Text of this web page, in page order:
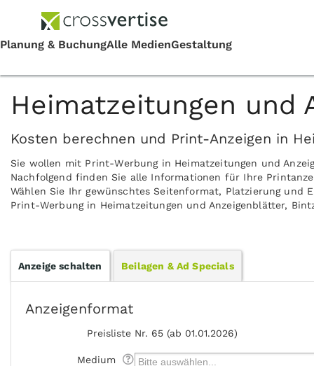
Heimatzeitungen und
Kosten berechnen und Print-Anzeigen in
Sie wollen mit Print-Werbung in Heimatzeitungen und
Nachfolgend finden Sie alle Informationen für Ihre
Wählen Sie Ihr gewünschtes Seitenformat, Platzierung
Print-Werbung in Heimatzeitungen und Anzeigenblätter,
Anzeige schalten Beilagen & Ad Specials
Anzeigenformat
Preisliste Nr. 65 (ab 01.01.2026)
Medium